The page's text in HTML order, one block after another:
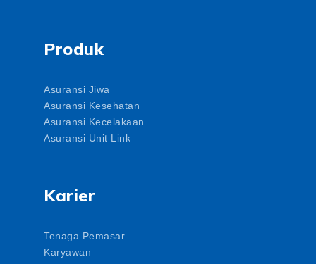
Produk
Asuransi Jiwa
Asuransi Kesehatan
Asuransi Kecelakaan
Asuransi Unit Link
Karier
Tenaga Pemasar
Karyawan